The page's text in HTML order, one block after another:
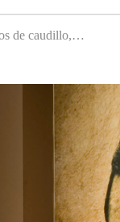
de caudillo,…